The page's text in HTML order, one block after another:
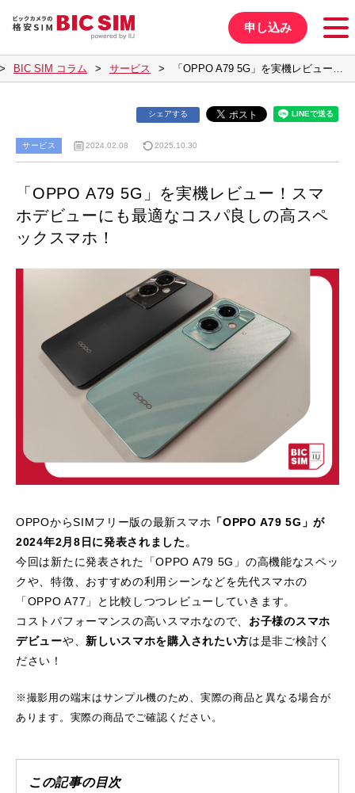
申し込み
BIC SIM コラム サービス 「OPPO A79 5G」を実機レビュー…
シェアする
サービス 2024.02.08 2025.10.30
「OPPO A79 5G」を実機レビュー！スマ
ホデビューにも最適なコスパ良しの高スペ
ックスマホ！
OPPOからSIMフリー版の最新スマホ 「OPPO A79 5G」が
2024年2月8日に発表されました 。
今回は新たに発表された「OPPO A79 5G」の高機能なスペッ
クや、特徴、おすすめの利用シーンなどを先代スマホの
「OPPO A77」と比較しつつレビューしていきます。
コストパフォーマンスの高いスマホなので、 お子様のスマホ
デビューや、 新しいスマホを購入されたい方は是非ご検討く
ださい！
※撮影用の端末はサンプル機のため、実際の商品と異なる場合が
あります。実際の商品でご確認ください。